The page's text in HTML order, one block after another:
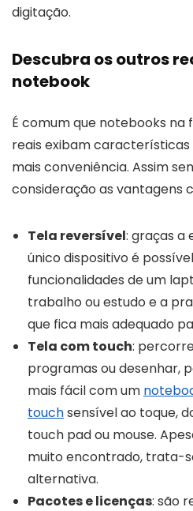
digitação.
Descubra os outros
notebook
É comum que notebooks na
reais exibam
mais conveniência. Assim
consideração as vantagens
Tela reversível: graças a
único dispositivo é
funcionalidades de um
trabalho ou estudo e a
que fica mais adequado
Tela com touch:
programas ou desenhar,
mais fácil com um
touchsensível ao toque,
touch pad ou mouse.
muito encontrado, trata-
alternativa.
Pacotes e licenças: são